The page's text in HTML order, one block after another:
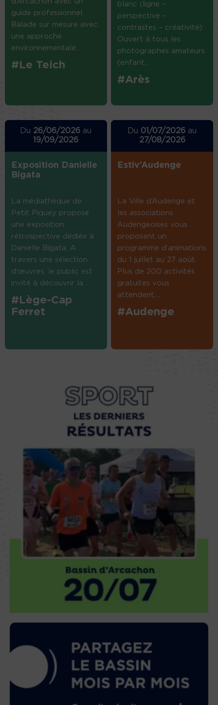
guide professionnel.
Balade sur mesure avec
une approche
environnementale....
#Le Teich
blanc (ligne –
perspective –
contrastes – créativité)
Ouvert à tous les
photographes amateurs
(enfant...
#Arès
Du 26/06/2026 au
19/09/2026
Exposition Danielle
Bigata
La médiathèque de
Petit Piquey propose
une exposition
rétrospective dédiée à
Danielle Bigata. A
travers une sélection
d’œuvres, le public est
invité à découvrir la...
#Lège-Cap
Ferret
Du 01/07/2026 au
27/08/2026
Estiv’Audenge
La Ville d’Audenge et
les associations
Audengeoises vous
proposent un
programme d’animations
du 1 juillet au 27 août.
Plus de 200 activités
gratuites vous
attendent....
#Audenge